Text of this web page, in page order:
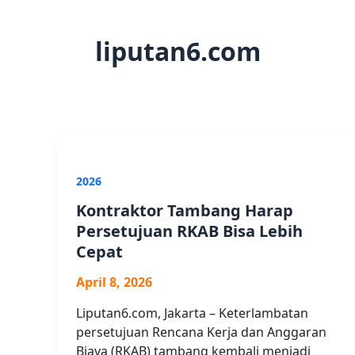
liputan6.com
2026
Kontraktor Tambang Harap
Persetujuan RKAB Bisa Lebih
Cepat
April 8, 2026
Liputan6.com, Jakarta – Keterlambatan
persetujuan Rencana Kerja dan Anggaran
Biaya (RKAB) tambang kembali menjadi